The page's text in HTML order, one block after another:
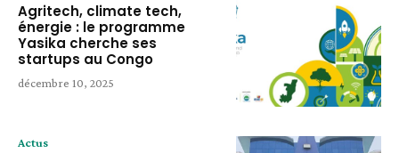
Agritech, climate tech,
énergie : le programme
Yasika cherche ses
startups au Congo
décembre 10, 2025
Actus